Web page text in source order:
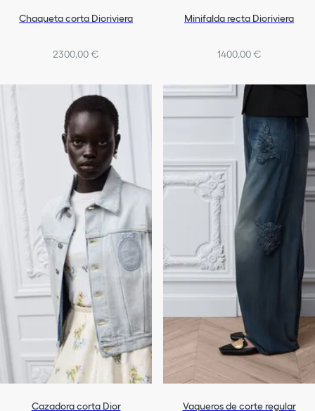
Chaqueta corta Dioriviera
2300,00 €
Minifalda recta Dioriviera
1400,00 €
Cazadora corta Dior Vaqueros de corte regular